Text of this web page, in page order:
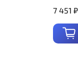
7 451 ₽